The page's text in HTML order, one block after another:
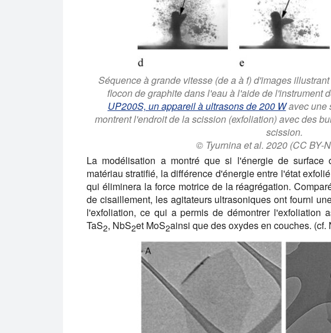
Séquence à grande vitesse (de a à f) d'images
flocon de graphite dans l'eau à l'aide de l'instrument
UP200S, un appareil à ultrasons de 200 Wavec une
montrent l'endroit de la scission (exfoliation) avec des
scission.
© Tyurnina et al. 2020 (CC BY-
La modélisation a montré que si l'énergie de
matériau stratifié, la différence d'énergie entre l'état
qui éliminera la force motrice de la réagrégation.
de cisaillement, les agitateurs ultrasoniques ont fourni
l'exfoliation, ce qui a permis de démontrer l'exfoliation
TaS2, NbS2et MoS2ainsi que des oxydes en couches. (cf.